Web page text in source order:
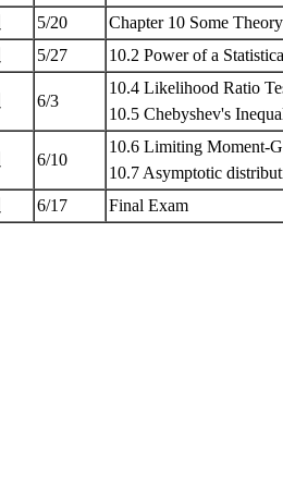
5/20
Chapter 10 Some
5/27 10.2 Power of a
6/3
10.4 Likelihood Ratio
10.5 Chebyshev's
6/10
10.6 Limiting Moment-
10.7 Asymptotic
6/17 Final Exam